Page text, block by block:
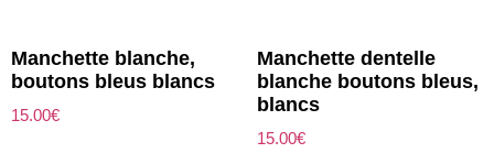
Manchette blanche,
boutons bleus blancs
15.00€
Manchette dentelle
blanche boutons bleus,
blancs
15.00€